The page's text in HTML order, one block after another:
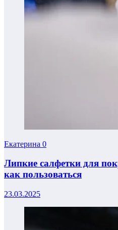
Екатерина 0
Липкие салфетки для
как пользоваться
23.03.2025